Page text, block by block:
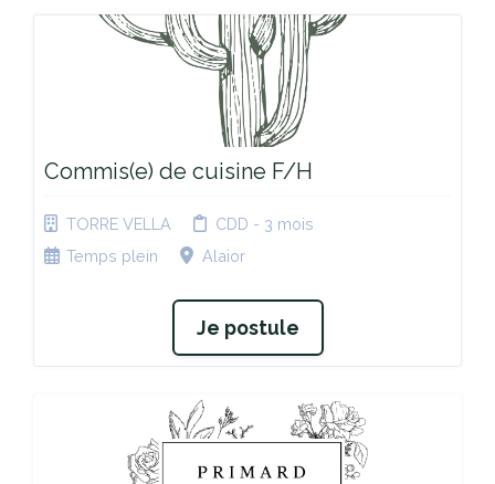
Commis(e) de cuisine F/H
TORRE VELLA
CDD - 3 mois
Temps plein
Alaior
Je postule